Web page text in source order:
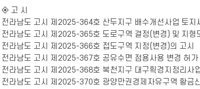
◈ 고 시
전라남도 고시 제2025-364호 산두지구 배수개선사업 토지
전라남도 고시 제2025-365호 도로구역 결정(변경) 및 지형
전라남도 고시 제2025-366호 접도구역 지정(변경)의 고시
전라남도 고시 제2025-367호 공유수면 점용사용 변경 허가
전라남도 고시 제2025-368호 복천지구 대구획경지정리사
전라남도 고시 제2025-370호 광양만권경제자유구역 황금